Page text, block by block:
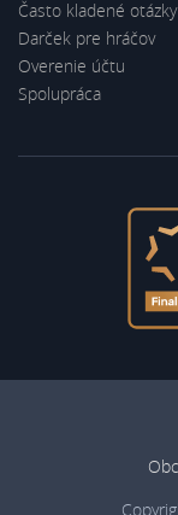
Často kladené otázky
Darček pre hráčov
Overenie účtu
Spolupráca